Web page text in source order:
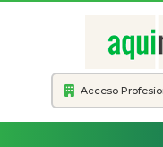
Acceso